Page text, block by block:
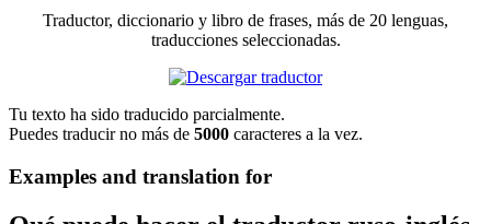
Traductor, diccionario y libro de frases, más de 20 lenguas,
traducciones seleccionadas.
Tu texto ha sido traducido parcialmente.
Puedes traducir no más de 5000 caracteres a la vez.
Examples and translation for